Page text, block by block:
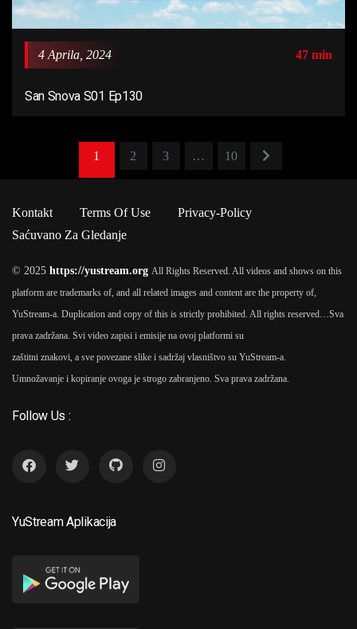
4 Aprila, 2024 47 min
San Snova S01 Ep130
1 2 3 … 10
Kontakt Terms Of Use
Privacy-Policy
Saćuvano Za Gledanje
© 2025 https://yustream.org All Rights Reserved. All videos and shows on this
platform are trademarks of, and all related images and content are the property of,
YuStream-a. Duplication and copy of this is strictly prohibited. All rights reserved…Sva
prava zadržana. Svi video zapisi i emisije na ovoj platformi su
zaštitni znakovi, a sve povezane slike i sadržaj vlasništvo su YuStream-a.
Umnožavanje i kopiranje ovoga je strogo zabranjeno. Sva prava zadržana.
Follow Us :
YuStream Aplikacija